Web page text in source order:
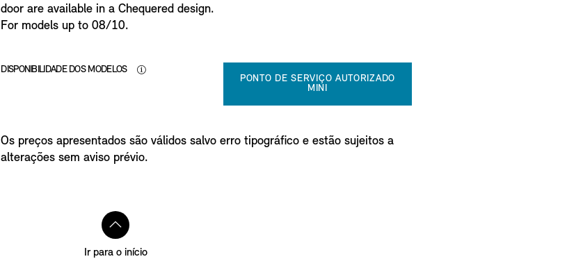
door are available in a Chequered design.
For models up to 08/10.
DISPONIBILIDADE DOS MODELOS
PONTO DE SERVIÇO AUTORIZADO
MINI
Os preços apresentados são válidos salvo erro tipográfico e estão sujeitos a
alterações sem aviso prévio.
Ir para o início